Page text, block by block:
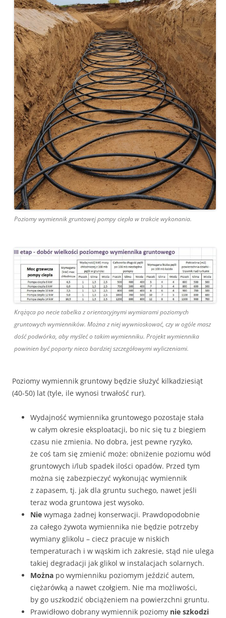
Poziomy wymiennik gruntowej pompy ciepła w trakcie wykonania.
Krążąca po necie tabelka z orientacyjnymi wymiarami poziomych
gruntowych wymienników. Można z niej wywnioskować, czy w ogóle masz
dość podwórka, aby myśleć o takim wymienniku. Projekt wymiennika
powinien być poparty nieco bardziej szczegółowymi wyliczeniami.
Poziomy wymiennik gruntowy będzie służyć kilkadziesiąt
(40-50) lat (tyle, ile wynosi trwałość rur).
Wydajność wymiennika gruntowego pozostaje stała
w całym okresie eksploatacji, bo nic się tu z biegiem
czasu nie zmienia. No dobra, jest pewne ryzyko,
że coś tam się zmienić może: obniżenie poziomu wód
gruntowych i/lub spadek ilości opadów. Przed tym
można się zabezpieczyć wykonując wymiennik
z zapasem, tj. jak dla gruntu suchego, nawet jeśli
teraz woda gruntowa jest wysoko.
Nie wymaga żadnej konserwacji. Prawdopodobnie
za całego żywota wymiennika nie będzie potrzeby
wymiany glikolu – ciecz pracuje w niskich
temperaturach i w wąskim ich zakresie, stąd nie ulega
takiej degradacji jak glikol w instalacjach solarnych.
Można po wymienniku poziomym jeździć autem,
ciężarówką a nawet czołgiem. Nie ma możliwości,
by go uszkodzić obciążeniem na powierzchni gruntu.
Prawidłowo dobrany wymiennik poziomy nie szkodzi